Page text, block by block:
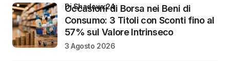
Occasioni di Borsa nei Beni di
Consumo: 3 Titoli con Sconti fino al
57% sul Valore Intrinseco
di Shadowx24
3 Agosto 2026